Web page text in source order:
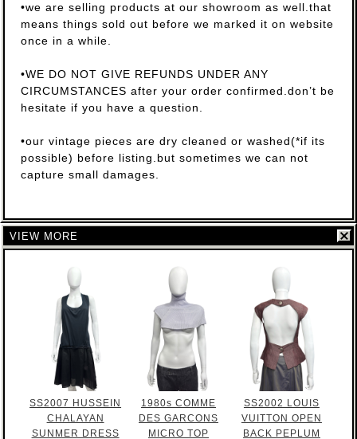
•we are selling products at our showroom as well.that
means things sold out before we marked it on website
once in a while.
•WE DO NOT GIVE REFUNDS UNDER ANY
CIRCUMSTANCES after your order confirmed.don’t be
hesitate if you have a question.
•our vintage pieces are dry cleaned or washed(*if its
possible) before listing.but sometimes we can not
capture small damages.
VIEW MORE
SS2007 HUSSEIN
CHALAYAN
SUNMER DRESS
1980s COMME
DES GARCONS
MICRO TOP
SS2002 LOUIS
VUITTON OPEN
BACK PEPLUM